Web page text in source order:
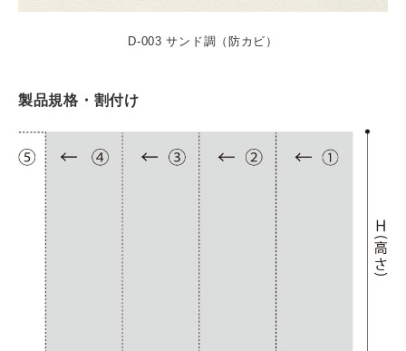
D-003 サンド調（防カビ）
製品規格・割付け